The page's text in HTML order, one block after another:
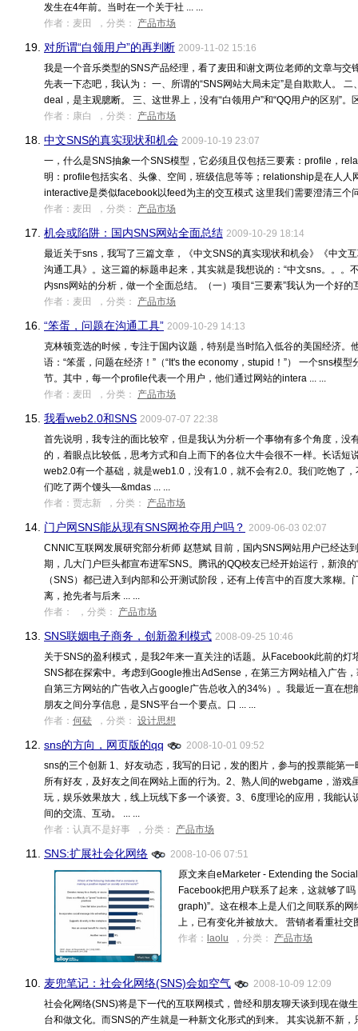
发生在4年前。当时在一个关于社 ... ...
作者：麦田 ，分类： 产品市场
19. 对所谓“白领用户”的再判断 2009-11-02 15:16
我是一个音乐类型的SNS产品经理，看了麦田和谢文两位老师的文章与交
先表一下态吧，我认为： 一、所谓的“SNS网站大局未定”是自欺欺人。
deal，是主观臆断。 三、这世界上，没有“白领用户”和“QQ用户的区别”。
作者：康白 ，分类： 产品市场
18. 中文SNS的真实现状和机会 2009-10-19 23:07
一，什么是SNS抽象一个SNS模型，它必须且仅包括三要素：profile，
明：profile包括实名、头像、空间，班级信息等等；relationship是在人人
interactive是类似facebook以feed为主的交互模式 这里我们需要澄清三个
作者：麦田 ，分类： 产品市场
17. 机会或陷阱：国内SNS网站全面总结 2009-10-29 18:14
最近关于sns，我写了三篇文章，《中文SNS的真实现状和机会》《中文
沟通工具》。这三篇的标题串起来，其实就是我想说的：“中文sns。。。
内sns网站的分析，做一个全面总结。（一）项目“三要素”我认为一个好的
作者：麦田 ，分类： 产品市场
16. “笨蛋，问题在沟通工具” 2009-10-29 14:13
克林顿竞选的时候，专注于国内议题，特别是当时陷入低谷的美国经济。
语：“笨蛋，问题在经济！”（“It's the economy，stupid！”） 一个sns模
节。其中，每一个profile代表一个用户，他们通过网站的intera ... ...
作者：麦田 ，分类： 产品市场
15. 我看web2.0和SNS 2009-07-07 22:38
首先说明，我专注的面比较窄，但是我认为分析一个事物有多个角度，没
的，着眼点比较低，思考方式和自上而下的各位大牛会很不一样。长话短
web2.0有一个基础，就是web1.0，没有1.0，就不会有2.0。我们吃饱了
们吃了两个馒头—&mdas ... ...
作者：贾志新 ，分类： 产品市场
14. 门户网SNS能从现有SNS网抢夺用户吗？ 2009-06-03 02:07
CNNIC互联网发展研究部分析师 赵慧斌 目前，国内SNS网站用户已经达
期，几大门户巨头都宣布进军SNS。腾讯的QQ校友已经开始运行，新浪的
（SNS）都已进入到内部和公开测试阶段，还有上传言中的百度大浆糊
离，抢先者与后来 ... ...
作者：
，分类： 产品市场
13. SNS联姻电子商务，创新盈利模式 2008-09-25 10:46
关于SNS的盈利模式，是我2年来一直关注的话题。从Facebook此前的
SNS都在探索中。考虑到Google推出AdSense，在第三方网站植入广告
自第三方网站的广告收入占google广告总收入的34%）。我最近一直在
朋友之间分享信息，是SNS平台一个要点。口 ... ...
作者： 何砝 ，分类： 设计思想
12. sns的方向，网页版的qq
2008-10-01 09:52
sns的三个创新 1、好友动态，我写的日记，发的图片，参与的投票能第
所有好友，及好友之间在网站上面的行为。2、熟人间的webgame，游戏
玩，娱乐效果放大，线上玩线下多一个谈资。3、6度理论的应用，我能
间的交流、互动。 ... ...
作者：认真不是好事 ，分类： 产品市场
11. SNS:扩展社会化网络
2008-10-06 07:51
原文来自eMarketer - Extending the
Facebook把用户联系了起来，这就够了
graph)”。这在根本上是人们之间联系的
上，已有变化并被放大。 营销者看重社交
作者： laolu ，分类： 产品市场
10. 麦兜笔记：社会化网络(SNS)会如空气
2008-10-09 12:09
社会化网络(SNS)将是下一代的互联网模式，曾经和朋友聊天谈到现在做
台和做文化。而SNS的产生就是一种新文化形式的到来。 其实说新不新